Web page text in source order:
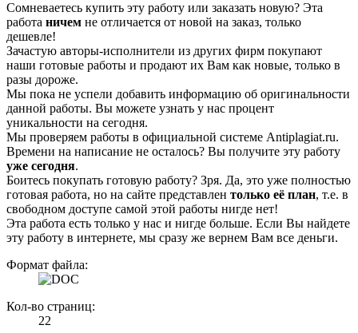
Сомневаетесь купить эту работу или заказать новую? Эта
работа ничем не отличается от новой на заказ, только
дешевле!
Зачастую авторы-исполнители из других фирм покупают
наши готовые работы и продают их Вам как новые, только в
разы дороже.
Мы пока не успели добавить информацию об оригинальности
данной работы. Вы можете узнать у нас процент
уникальности на сегодня.
Мы проверяем работы в официальной системе Аntiplagiat.ru.
Времени на написание не осталось? Вы получите эту работу
уже сегодня.
Боитесь покупать готовую работу? Зря. Да, это уже полностью
готовая работа, но на сайте представлен только её план, т.е. в
свободном доступе самой этой работы нигде нет!
Эта работа есть только у нас и нигде больше. Если Вы найдете
эту работу в интернете, мы сразу же вернем Вам все деньги.
Формат файла:
Кол-во страниц:
22